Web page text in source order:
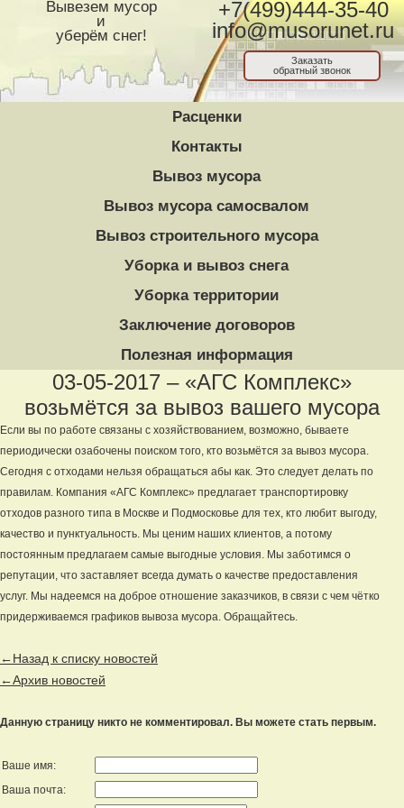
Вывезем мусор
и
уберём снег!
+7(499)444-35-40
info@musorunet.ru
Заказать
обратный звонок
Расценки
Контакты
Вывоз мусора
Вывоз мусора самосвалом
Вывоз строительного мусора
Уборка и вывоз снега
Уборка территории
Заключение договоров
Полезная информация
03-05-2017 – «АГС Комплекс»
возьмётся за вывоз вашего мусора
Если вы по работе связаны с хозяйствованием, возможно, бываете
периодически озабочены поиском того, кто возьмётся за вывоз мусора.
Сегодня с отходами нельзя обращаться абы как. Это следует делать по
правилам. Компания «АГС Комплекс» предлагает транспортировку
отходов разного типа в Москве и Подмосковье для тех, кто любит выгоду,
качество и пунктуальность. Мы ценим наших клиентов, а потому
постоянным предлагаем самые выгодные условия. Мы заботимся о
репутации, что заставляет всегда думать о качестве предоставления
услуг. Мы надеемся на доброе отношение заказчиков, в связи с чем чётко
придерживаемся графиков вывоза мусора. Обращайтесь.
←Назад к списку новостей
←Архив новостей
Данную страницу никто не комментировал. Вы можете стать первым.
Ваше имя:
Ваша почта: